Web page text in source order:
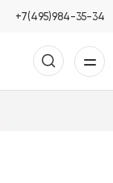
+7(495)984-35-34